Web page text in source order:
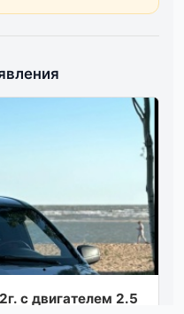
с двигателем 2.5